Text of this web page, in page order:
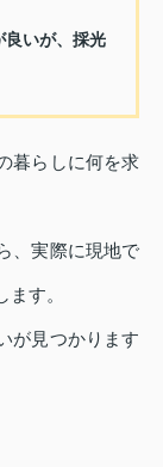
良いが、採光
暮らしに何を求
、実際に現地で
す。
が見つかります